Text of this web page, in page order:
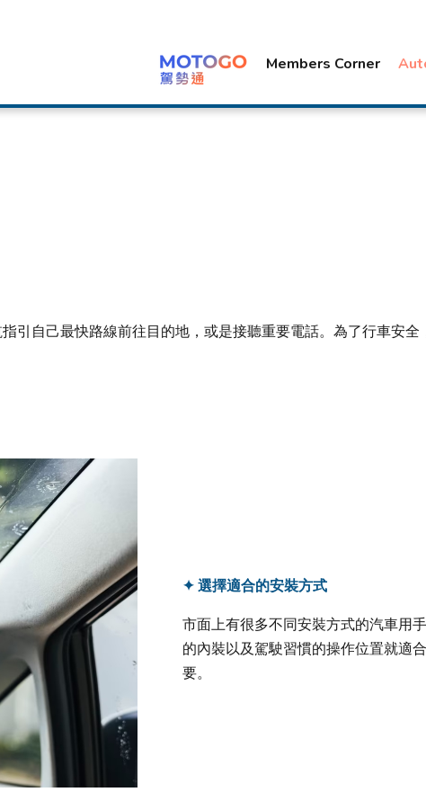
Members Corner
引自己最快路線前往目的地，或是接聽重要電話。為了行車安
✦ 選擇適合的安裝方式
市面上有很多不同安裝方式的汽車用
的內裝以及駕駛習慣的操作位置就適
要。